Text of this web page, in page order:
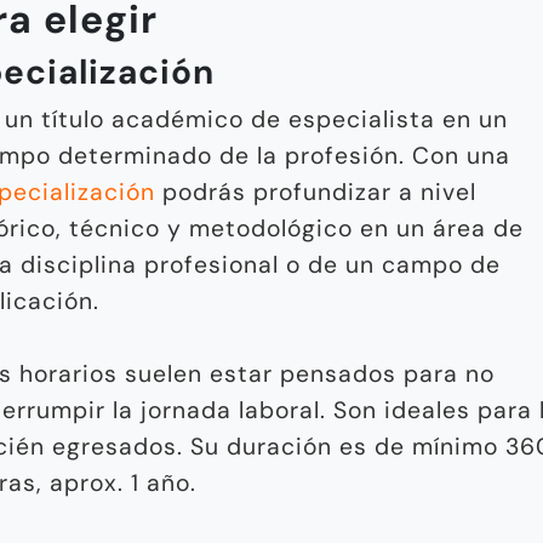
elegir
un título académico de especialista en un
determinado de la profesión. Con una
podrás profundizar a nivel
técnico y metodológico en un área de
disciplina profesional o de un campo de
horarios suelen estar pensados para no
la jornada laboral. Son ideales para
egresados. Su duración es de mínimo
aprox. 1 año.